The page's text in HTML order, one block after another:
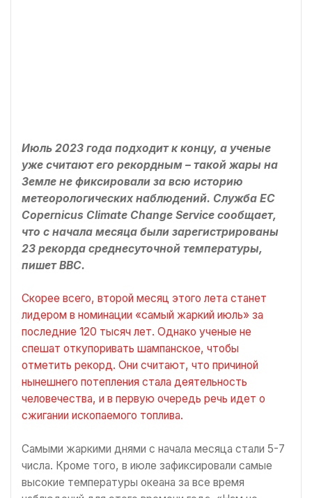
Июль 2023 года подходит к концу, а ученые
уже считают его рекордным – такой жары на
Земле не фиксировали за всю историю
метеорологических наблюдений. Служба ЕС
Copernicus Climate Change Service сообщает,
что с начала месяца были зарегистрированы
23 рекорда среднесуточной температуры,
пишет ВВС.
Скорее всего, второй месяц этого лета станет
лидером в номинации «самый жаркий июль» за
последние 120 тысяч лет. Однако ученые не
спешат откупоривать шампанское, чтобы
отметить рекорд. Они считают, что причиной
нынешнего потепления стала деятельность
человечества, и в первую очередь речь идет о
сжигании ископаемого топлива.
Самыми жаркими днями с начала месяца стали 5-7
числа. Кроме того, в июле зафиксировали самые
высокие температуры океана за все время